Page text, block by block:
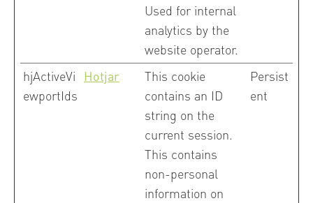
Used for internal
analytics by the
website operator.
hjActiveVi
ewportIds
Hotjar
This cookie
contains an ID
string on the
current session.
This contains
non-personal
information on
Persist
ent